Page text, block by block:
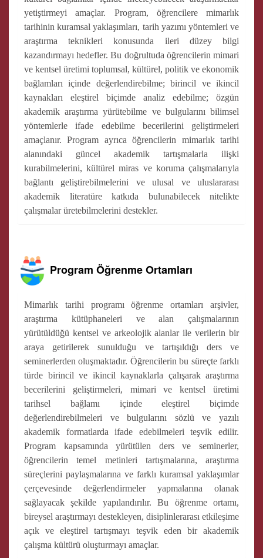
yetiştirmeyi amaçlar. Program, öğrencilere mimarlık
tarihinin kuramsal yaklaşımları, tarih yazımı yöntemleri ve
araştırma teknikleri konusunda ileri düzey bilgi
kazandırmayı hedefler. Bu doğrultuda öğrencilerin mimari
ve kentsel üretimi toplumsal, kültürel, politik ve ekonomik
bağlamları içinde değerlendirebilme; birincil ve ikincil
kaynakları eleştirel biçimde analiz edebilme; özgün
akademik araştırma yürütebilme ve bulgularını bilimsel
yöntemlerle ifade edebilme becerilerini geliştirmeleri
amaçlanır. Program ayrıca öğrencilerin mimarlık tarihi
alanındaki güncel akademik tartışmalarla ilişki
kurabilmelerini, kültürel miras ve koruma çalışmalarıyla
bağlantı geliştirebilmelerini ve ulusal ve uluslararası
akademik literatüre katkıda bulunabilecek nitelikte
çalışmalar üretebilmelerini destekler.
Program Öğrenme Ortamları
Mimarlık tarihi programı öğrenme ortamları arşivler,
araştırma kütüphaneleri ve alan çalışmalarının
yürütüldüğü kentsel ve arkeolojik alanlar ile verilerin bir
araya getirilerek sunulduğu ve tartışıldığı ders ve
seminerlerden oluşmaktadır. Öğrencilerin bu süreçte farklı
türde birincil ve ikincil kaynaklarla çalışarak araştırma
becerilerini geliştirmeleri, mimari ve kentsel üretimi
tarihsel bağlamı içinde eleştirel biçimde
değerlendirebilmeleri ve bulgularını sözlü ve yazılı
akademik formatlarda ifade edebilmeleri teşvik edilir.
Program kapsamında yürütülen ders ve seminerler,
öğrencilerin temel metinleri tartışmalarına, araştırma
süreçlerini paylaşmalarına ve farklı kuramsal yaklaşımlar
çerçevesinde değerlendirmeler yapmalarına olanak
sağlayacak şekilde yapılandırılır. Bu öğrenme ortamı,
bireysel araştırmayı destekleyen, disiplinlerarası etkileşime
açık ve eleştirel tartışmayı teşvik eden bir akademik
çalışma kültürü oluşturmayı amaçlar.